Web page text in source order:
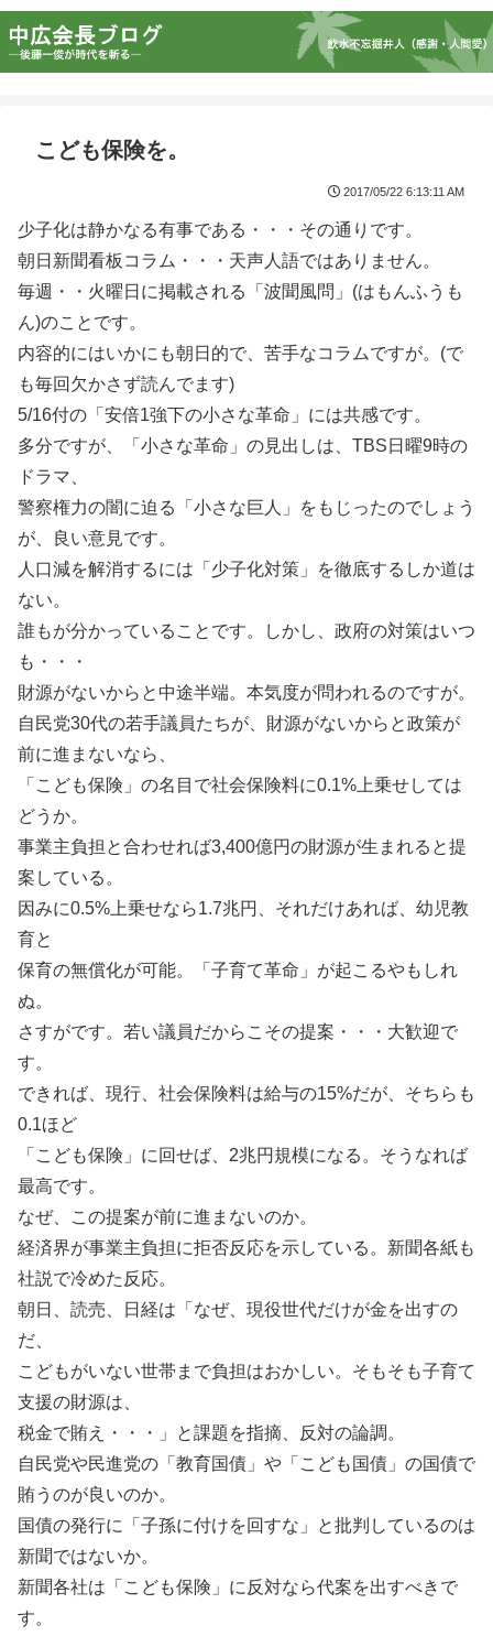
こども保険を。
2017/05/22 6:13:11 AM
少子化は静かなる有事である・・・その通りです。
朝日新聞看板コラム・・・天声人語ではありません。
毎週・・火曜日に掲載される「波聞風問」(はもんふうも
ん)のことです。
内容的にはいかにも朝日的で、苦手なコラムですが。(で
も毎回欠かさず読んでます)
5/16付の「安倍1強下の小さな革命」には共感です。
多分ですが、「小さな革命」の見出しは、TBS日曜9時の
ドラマ、
警察権力の闇に迫る「小さな巨人」をもじったのでしょう
が、良い意見です。
人口減を解消するには「少子化対策」を徹底するしか道は
ない。
誰もが分かっていることです。しかし、政府の対策はいつ
も・・・
財源がないからと中途半端。本気度が問われるのですが。
自民党30代の若手議員たちが、財源がないからと政策が
前に進まないなら、
「こども保険」の名目で社会保険料に0.1%上乗せしては
どうか。
事業主負担と合わせれば3,400億円の財源が生まれると提
案している。
因みに0.5%上乗せなら1.7兆円、それだけあれば、幼児教
育と
保育の無償化が可能。「子育て革命」が起こるやもしれ
ぬ。
さすがです。若い議員だからこその提案・・・大歓迎で
す。
できれば、現行、社会保険料は給与の15%だが、そちらも
0.1ほど
「こども保険」に回せば、2兆円規模になる。そうなれば
最高です。
なぜ、この提案が前に進まないのか。
経済界が事業主負担に拒否反応を示している。新聞各紙も
社説で冷めた反応。
朝日、読売、日経は「なぜ、現役世代だけが金を出すの
だ、
こどもがいない世帯まで負担はおかしい。そもそも子育て
支援の財源は、
税金で賄え・・・」と課題を指摘、反対の論調。
自民党や民進党の「教育国債」や「こども国債」の国債で
賄うのが良いのか。
国債の発行に「子孫に付けを回すな」と批判しているのは
新聞ではないか。
新聞各社は「こども保険」に反対なら代案を出すべきで
す。